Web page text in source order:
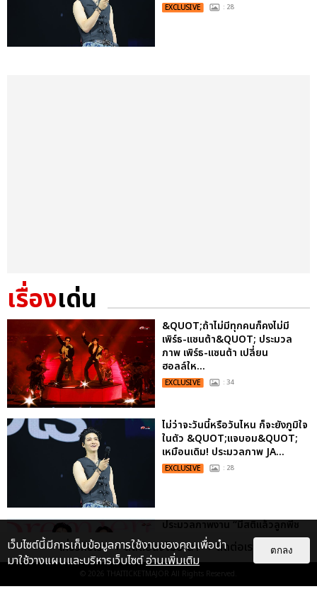
EXCLUSIVE : 28
เรื่องเด่น
&QUOT;ถ้าไม่มีทุกคนก็คงไม่มี
เพิร์ธ-แซนต้า&QUOT; ประมวล
ภาพ เพิร์ธ-แซนต้า เปลี่ยน
ฮอลล์ให...
EXCLUSIVE : 34
ไม่ว่าจะวันนี้หรือวันไหน ก็จะยังภูมิใจ
ในตัว &QUOT;แจบอม&QUOT;
เหมือนเดิม! ประมวลภาพ JA...
EXCLUSIVE : 28
ประมวลภาพงาน “มีสติแล้วลูกพีช
PEACH AND ME PREMIERE
NIGHT” ปอนด์-ภูวินทร์ คลั่งรัก
หวา...
เกี่ยวกับเรา ติดต่อลงโฆษณา ติดต่อเรา
© 2026 THAITICKETMAJOR All Rights Reserved.
เว็บไซต์นี้มีการเก็บข้อมูลการใช้งานของคุณเพื่อนำ
มาใช้วางแผนและบริหารเว็บไซต์อ่านเพิ่มเติม
ตกลง